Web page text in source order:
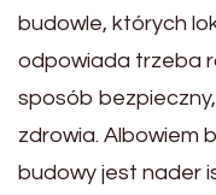
budowle, których
odpowiada trzeba
sposób
zdrowia. Albowiem
budowy jest nader